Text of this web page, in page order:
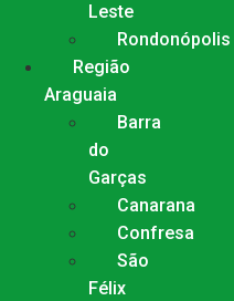
Leste
Rondonópolis
Região
Araguaia
Barra
do
Garças
Canarana
Confresa
São
Félix